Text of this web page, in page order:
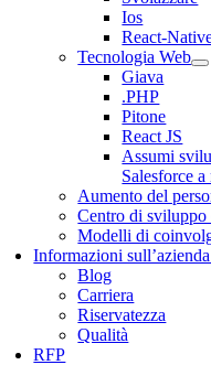
Ios
React-
Tecnologia Web
Giava
.PHP
Pitone
React JS
Assumi
Salesforce
Aumento del
Centro di sviluppo
Modelli di
Informazioni
Blog
Carriera
Riservatezza
Qualità
RFP